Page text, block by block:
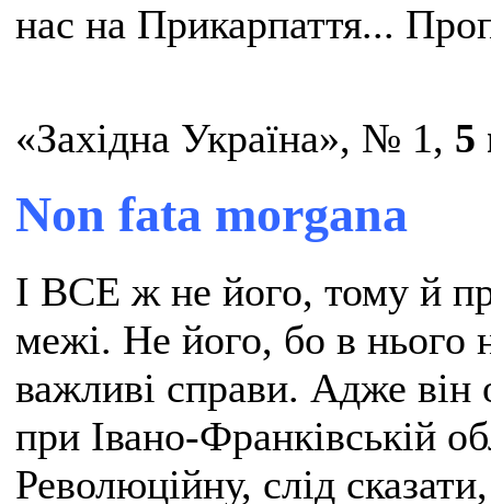
нас на Прикарпаття...
«Західна Україна», № 1, 5
Non fata morgana
І ВСЕ ж не його, тому й
межі. Не його, бо в нього
важливі справи. Адже
при Івано-Франківській
Революційну, слід